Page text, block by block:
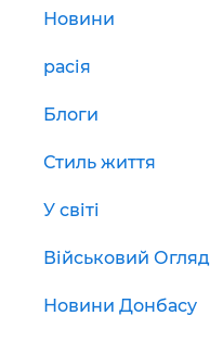
Новини
расія
Блоги
Стиль життя
У світі
Військовий Огляд
Новини Донбасу